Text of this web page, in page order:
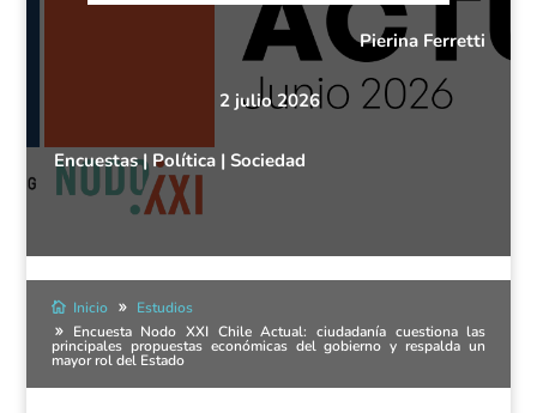
Pierina Ferretti
2 julio 2026
Encuestas| Política| Sociedad
Inicio
Estudios
Encuesta Nodo XXI Chile Actual: ciudadanía cuestiona las
principales propuestas económicas del gobierno y respalda un
mayor rol del Estado